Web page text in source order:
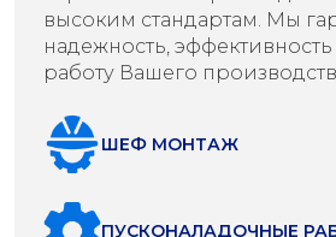
высоким стандартам. Мы
надежность,
работу Вашего
ШЕФ МОНТАЖ
ПУСКОНАЛАДОЧНЫЕ